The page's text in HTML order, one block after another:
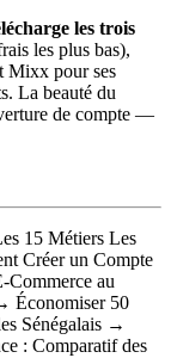
les trois
les plus bas),
Mixx pour ses
La beauté du
de compte —
15 Métiers Les
Créer un Compte
Commerce au
Économiser 50
Sénégalais →
: Comparatif des